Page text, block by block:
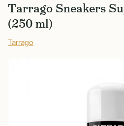
Tarrago Sneakers
(250 ml)
Tarrago